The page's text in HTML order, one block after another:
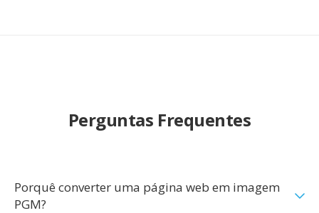
Perguntas Frequentes
Porquê converter uma página web em imagem
PGM?